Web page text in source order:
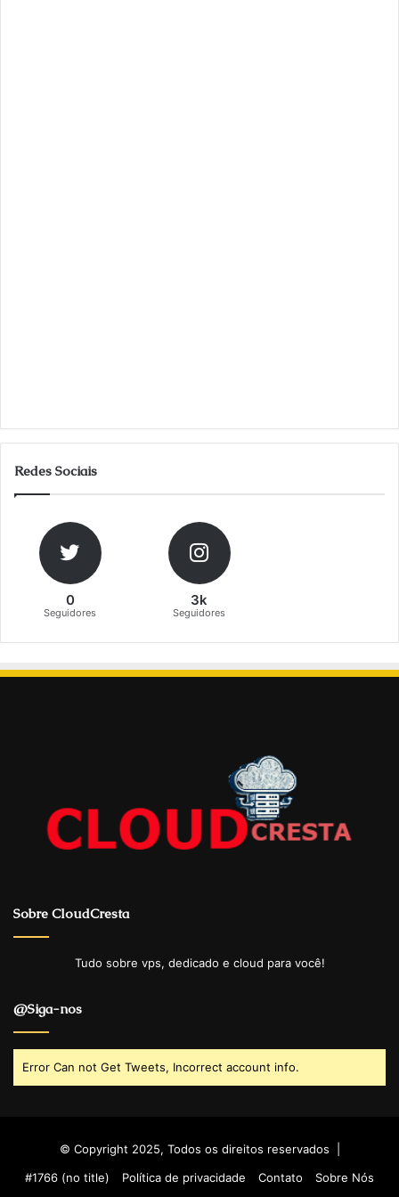
Redes Sociais
0
Seguidores
3k
Seguidores
Sobre CloudCresta
Tudo sobre vps, dedicado e cloud para você!
@Siga-nos
Error Can not Get Tweets, Incorrect account info.
© Copyright 2025, Todos os direitos reservados |
#1766 (no title)
Política de privacidade Contato Sobre Nós